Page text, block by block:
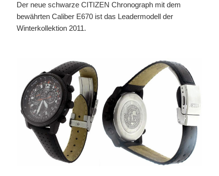
Der neue schwarze CITIZEN Chronograph mit dem
bewährten Caliber E670 ist das Leadermodell der
Winterkollektion 2011.